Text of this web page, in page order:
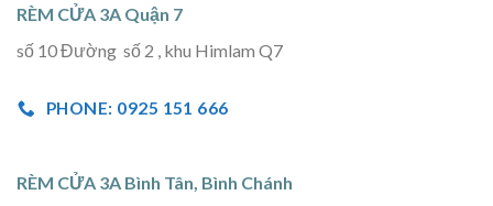
RÈM CỬA 3A Quận 7
số 10 Đường số 2 , khu Himlam Q7
PHONE: 0925 151 666
RÈM CỬA 3A Bình Tân, Bình Chánh